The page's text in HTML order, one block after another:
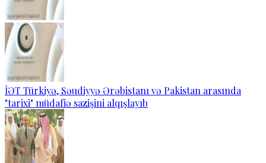
İƏT Türkiyə, Səudiyyə Ərəbistanı və Pakistan arasında
"tarixi" müdafiə sazişini alqışlayıb